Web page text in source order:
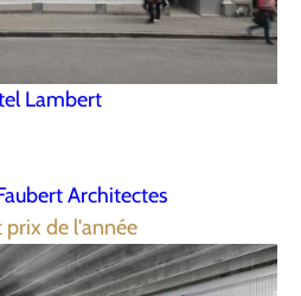
Lambert
Architectes
prix de l'année